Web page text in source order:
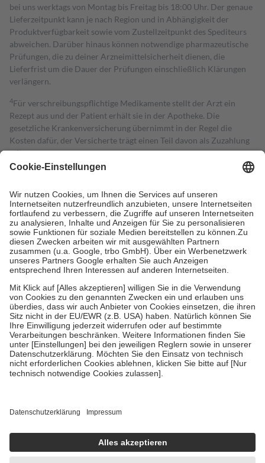
bei uns werktags von Montag bis Freitag bis 18:00 Uhr. Der genaue
Lieferzeitpunkt kann je nach Region und in Abhängigkeit der
Produktverfügbarkeit sowie vom Zustellzeitpunkt des Spediteurs
abweichen. Darüber hinaus können notwendige pharmazeutische
Prüfungen, die zu deiner Arzneimittelsicherheit dienen, die
Lieferfrist um die Dauer der Prüfungen einschließlich Klärungen
verlängern.
4Für verschreibungspflichtige Medikamente stellt der Arzt ein
Rezept aus und der Patient erhält sie in der Apotheke. Die
gesetzliche Krankenversicherung übernimmt in der Regel die
Kosten dafür, der Versicherte trägt einen Teil davon als Zuzahlung
mit.
Grundsätzlich leisten Mitglieder Zuzahlungen in Höhe von zehn
höchstens zehn Euro.
Es sind jedoch nie mehr als die tatsächlichen
Kosten der Leistung zu entrichten.
Diese Regeln gelten grundsätzlich auch für Online-Apotheken.
Bei Heilmitteln und häuslicher Krankenpflege beträgt die
Zuzahlung zehn Prozent der Kosten sowie zehn Euro je
Verordnung.
Um das Engagement der Versicherten für ihre eigene Gesundheit zu
stärken und die besondere Stellung der Familie zu unterstützen,
fallenkeine Zuzahlungenan bei:
• Kindern und Jugendlichen bis zum vollendeten 18. Lebensjahr
mit Ausnahme der Fahrkosten
• Untersuchungen zur Vorsorge und Früherkennung, die von der
GKV getragen werden
• empfohlenen Schutzimpfungen
• Harn- und Blutteststreifen
getroffen, um sicherzustellen, dass es sich um echte Bewertungen
https://help.etrusted.com/hc/de/articles/4419944605341
Einige Bilder und Inhalte wurden unter Zuhilfenahme künstlicher